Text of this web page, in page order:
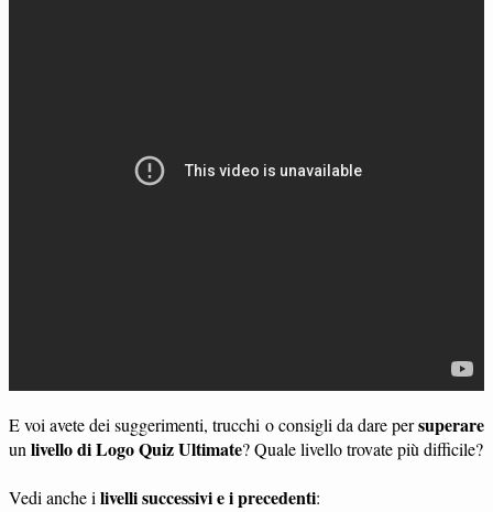
E voi avete dei suggerimenti, trucchi o consigli da dare persuperare
un livello di Logo Quiz Ultimate? Quale livello trovate più difficile?
Vedi anche i livelli successivi e i precedenti: